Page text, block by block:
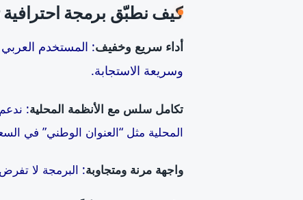
كيف نطبّق برمجة
أداء سريع وخفيف: المستخدم العربي
وسريعة الاستجابة.
تكامل سلس مع الأنظمة المحلية:
المحلية مثل “العنوان الوطني” في
واجهة مرنة ومتجاوبة: البرمجة لا